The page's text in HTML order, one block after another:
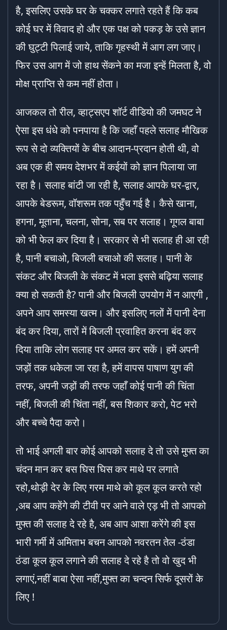
है, इसलिए उसके घर के चक्कर लगाते रहते हैं कि कब
कोई घर में विवाद हो और एक पक्ष को पकड़ के उसे ज्ञान
की घुट्टी पिलाई जाये, ताकि गृहस्थी में आग लग जाए।
फिर उस आग में जो हाथ सेंकने का मजा इन्हें मिलता है, वो
मोक्ष प्राप्ति से कम नहीं होता।
आजकल तो रील, व्हाट्सएप शॉर्ट वीडियो की जमघट ने
ऐसा इस धंधे को पनपाया है कि जहाँ पहले सलाह मौखिक
रूप से दो व्यक्तियों के बीच आदान-प्रदान होती थी, वो
अब एक ही समय देशभर में कईयों को ज्ञान पिलाया जा
रहा है। सलाह बांटी जा रही है, सलाह आपके घर-द्वार,
आपके बेडरूम, वॉशरूम तक पहुँच गई है। कैसे खाना,
हगना, मूताना, चलना, सोना, सब पर सलाह। गूगल बाबा
को भी फेल कर दिया है। सरकार से भी सलाह ही आ रही
है, पानी बचाओ, बिजली बचाओ की सलाह। पानी के
संकट और बिजली के संकट में भला इससे बढ़िया सलाह
क्या हो सकती है? पानी और बिजली उपयोग में न आएगी ,
अपने आप समस्या खत्म। और इसलिए नलों में पानी देना
बंद कर दिया, तारों में बिजली प्रवाहित करना बंद कर
दिया ताकि लोग सलाह पर अमल कर सकें। हमें अपनी
जड़ों तक धकेला जा रहा है, हमें वापस पाषाण युग की
तरफ, अपनी जड़ों की तरफ जहाँ कोई पानी की चिंता
नहीं, बिजली की चिंता नहीं, बस शिकार करो, पेट भरो
और बच्चे पैदा करो।
तो भाई अगली बार कोई आपको सलाह दे तो उसे मुफ्त का
चंदन मान कर बस घिस घिस कर माथे पर लगाते
रहो,थोड़ी देर के लिए गरम माथे को कूल कूल करते रहो
,अब आप कहेंगे की टीवी पर आने वाले एड़ भी तो आपको
मुफ्त की सलाह दे रहे है, अब आप आशा करेंगे की इस
भारी गर्मी में अमिताभ बचन आपको नवरतन तेल -ठंडा
ठंडा कूल कूल लगाने की सलाह दे रहे है तो वो खुद भी
लगाएं,नहीं बाबा ऐसा नहीं,मुफ्त का चन्दन सिर्फ दूसरों के
लिए !